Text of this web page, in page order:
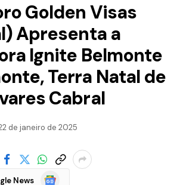
Golden Visas
Apresenta a
Ignite Belmonte
Terra Natal de
Cabral
de janeiro de 2025
News
Google